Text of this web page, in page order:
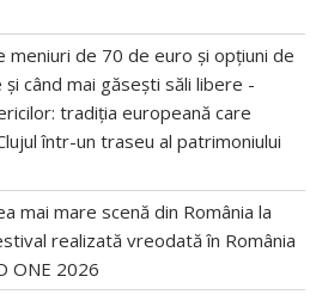
meniuri de 70 de euro și opțiuni de
când mai găsești săli libere -
tradiția europeană care
într-un traseu al patrimoniului
mai mare scenă din România la
realizată vreodată în România
ONE 2026